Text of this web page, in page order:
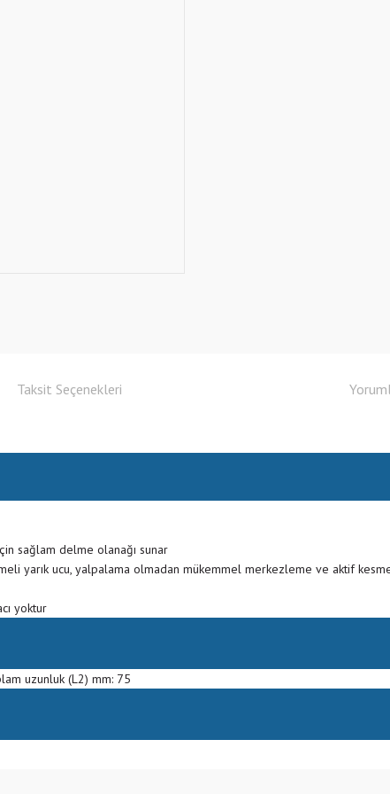
Taksit Seçenekleri
sağlam delme olanağı sunar
yarık ucu, yalpalama olmadan mükemmel merkezleme ve aktif
yoktur
uzunluk (L2) mm: 75